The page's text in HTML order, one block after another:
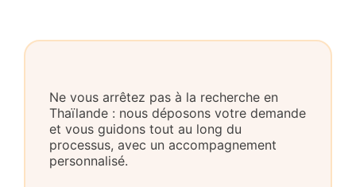
Ne vous arrêtez pas à la recherche en
Thaïlande : nous déposons votre demande
et vous guidons tout au long du
processus, avec un accompagnement
personnalisé.